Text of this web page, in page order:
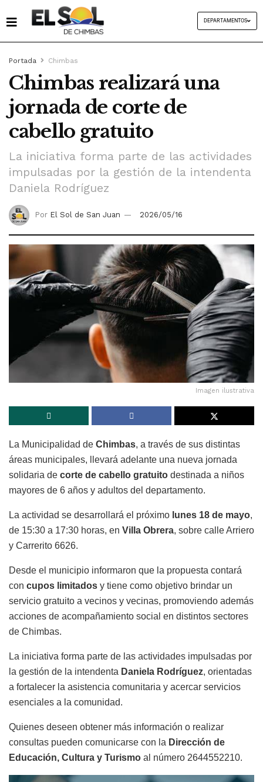
DEPARTAMENTOS
Portada Chimbas
Chimbas realizará una
jornada de corte de
cabello gratuito
La iniciativa forma parte de las actividades
impulsadas por la gestión de la intendenta
Daniela Rodríguez
Por El Sol de San Juan 2026/05/16
Imagen ilustrativa
La Municipalidad de Chimbas, a través de sus distintas
áreas municipales, llevará adelante una nueva jornada
solidaria de corte de cabello gratuito destinada a niños
mayores de 6 años y adultos del departamento.
La actividad se desarrollará el próximo lunes 18 de mayo,
de 15:30 a 17:30 horas, en Villa Obrera, sobre calle Arriero
y Carrerito 6626.
Desde el municipio informaron que la propuesta contará
con cupos limitados y tiene como objetivo brindar un
servicio gratuito a vecinos y vecinas, promoviendo además
acciones de acompañamiento social en distintos sectores
de Chimbas.
La iniciativa forma parte de las actividades impulsadas por
la gestión de la intendenta Daniela Rodríguez, orientadas
a fortalecer la asistencia comunitaria y acercar servicios
esenciales a la comunidad.
Quienes deseen obtener más información o realizar
consultas pueden comunicarse con la Dirección de
Educación, Cultura y Turismo al número 2644552210.